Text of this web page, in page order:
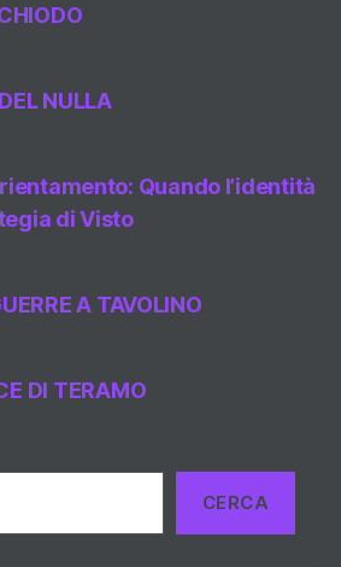
NULLA
Quando l’identità
di Visto
A TAVOLINO
DI TERAMO
CERCA